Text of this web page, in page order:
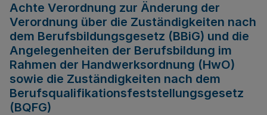
Achte Verordnung zur Änderung der
Verordnung über die Zuständigkeiten nach
dem Berufsbildungsgesetz (BBiG) und die
Angelegenheiten der Berufsbildung im
Rahmen der Handwerksordnung (HwO)
sowie die Zuständigkeiten nach dem
Berufsqualifikationsfeststellungsgesetz
(BQFG)